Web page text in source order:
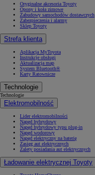
Oryginalne akcesoria Toyoty
Opony i koła zimowe
Zabudowy samochodów dostawczych
Zabezpieczenia i alarmy
Sklep Toyoty
Strefa klienta
Aplikacja MyToyota
Instrukcje obsługi
Aktualizacja map
System Bluetooth®
Karty Ratownicze
Technologie
Technologie
Elektromobilność
Lider elektromobilności
Napęd hybrydowy
Napęd hybrydowy typu plug-in
Napęd wodorowy
Napęd elektryczny na baterię
Zasięg aut elektrycznych
Zalety posiadania aut elektrycznych
Ładowanie elektrycznej Toyoty